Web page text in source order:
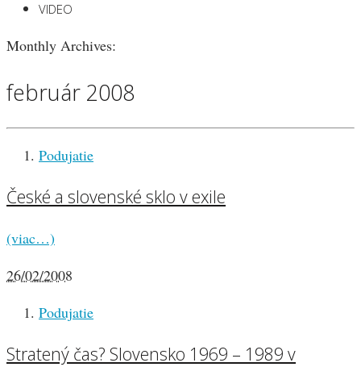
VIDEO
Monthly Archives:
február 2008
Podujatie
České a slovenské sklo v exile
(viac…)
26/02/2008
Podujatie
Stratený čas? Slovensko 1969 – 1989 v